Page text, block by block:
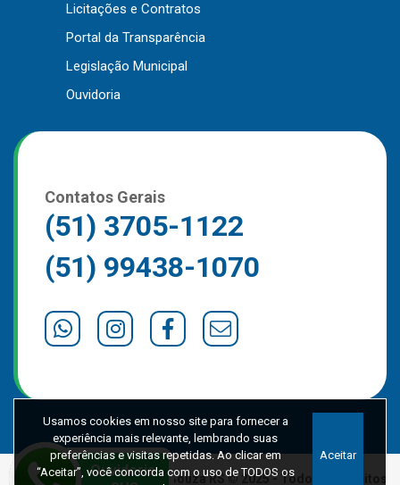
Usamos cookies em nosso site para fornecer a
experiência mais relevante, lembrando suas
preferências e visitas repetidas. Ao clicar em
“Aceitar”, você concorda com o uso de TODOS os
Aceitar
Licitações e Contratos
Portal da Transparência
Legislação Municipal
Ouvidoria
Contatos Gerais
(51) 3705-1122
(51) 99438-1070
Prefeitura de Marques de Souza RS © 2025 - Todos os direitos